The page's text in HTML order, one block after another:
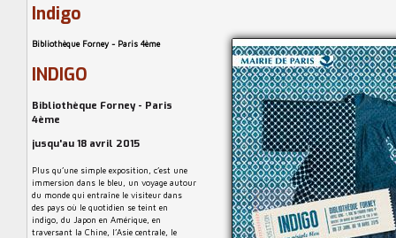
Indigo
Bibliothèque Forney - Paris 4ème
INDIGO
Bibliothèque Forney - Paris
4ème
jusqu'au 18 avril 2015
Plus qu’une simple exposition, c’est une
immersion dans le bleu, un voyage autour
du monde qui entraîne le visiteur dans
des pays où le quotidien se teint en
indigo, du Japon en Amérique, en
traversant la Chine, l’Asie centrale, le